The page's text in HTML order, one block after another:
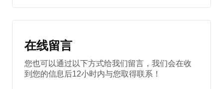
在线留言
您也可以通过以下方式给我们留言，我们会在收
到您的信息后12小时内与您取得联系！